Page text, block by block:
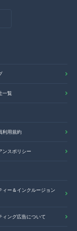
一覧
利用規約
ンスポリシー
ィー＆インクルージョン
ィング広告について